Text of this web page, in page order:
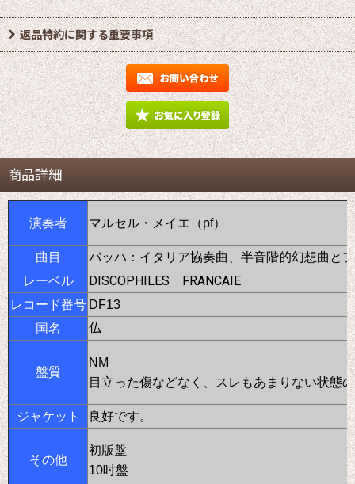
返品特約に関する重要事項
商品詳細
演奏者 マルセル・メイエ（pf）
曲目
バッハ：イタリア協奏曲、半音階的幻想曲と
レーベル
DISCOPHILES FRANCAIE
レコード番号 DF13
国名
仏
盤質
NM
目立った傷などなく、スレもあまりない状態
ジャケット 良好です。
その他
初版盤
10吋盤